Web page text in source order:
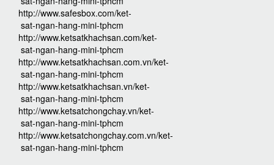
http://www.safesbox.com/ket-
sat-ngan-hang-mini-tphcm
http://www.ketsatkhachsan.com/ket-
sat-ngan-hang-mini-tphcm
http://www.ketsatkhachsan.com.vn/ket-
sat-ngan-hang-mini-tphcm
http://www.ketsatkhachsan.vn/ket-
sat-ngan-hang-mini-tphcm
http://www.ketsatchongchay.vn/ket-
sat-ngan-hang-mini-tphcm
http://www.ketsatchongchay.com.vn/ket-
sat-ngan-hang-mini-tphcm